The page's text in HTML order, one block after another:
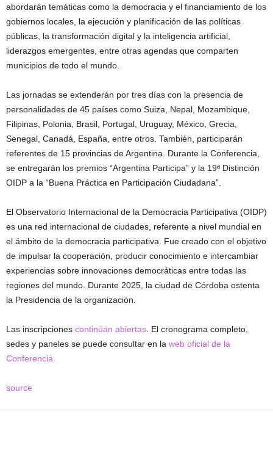
abordarán temáticas como la democracia y el financiamiento de los
gobiernos locales, la ejecución y planificación de las políticas
públicas, la transformación digital y la inteligencia artificial,
liderazgos emergentes, entre otras agendas que comparten
municipios de todo el mundo.
Las jornadas se extenderán por tres días con la presencia de
personalidades de 45 países como Suiza, Nepal, Mozambique,
Filipinas, Polonia, Brasil, Portugal, Uruguay, México, Grecia,
Senegal, Canadá, España, entre otros. También, participarán
referentes de 15 provincias de Argentina. Durante la Conferencia,
se entregarán los premios “Argentina Participa” y la 19ª Distinción
OIDP a la “Buena Práctica en Participación Ciudadana”.
El Observatorio Internacional de la Democracia Participativa (OIDP)
es una red internacional de ciudades, referente a nivel mundial en
el ámbito de la democracia participativa. Fue creado con el objetivo
de impulsar la cooperación, producir conocimiento e intercambiar
experiencias sobre innovaciones democráticas entre todas las
regiones del mundo. Durante 2025, la ciudad de Córdoba ostenta
la Presidencia de la organización.
Las inscripciones continúan abiertas. El cronograma completo,
sedes y paneles se puede consultar en la web oficial de la
Conferencia.
source